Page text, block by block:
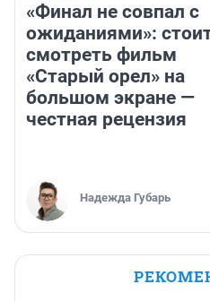
«Финал не совпал с
ожиданиями»:
смотреть фильм
«Старый орел» на
большом экране —
честная рецензия
Надежда Губарь